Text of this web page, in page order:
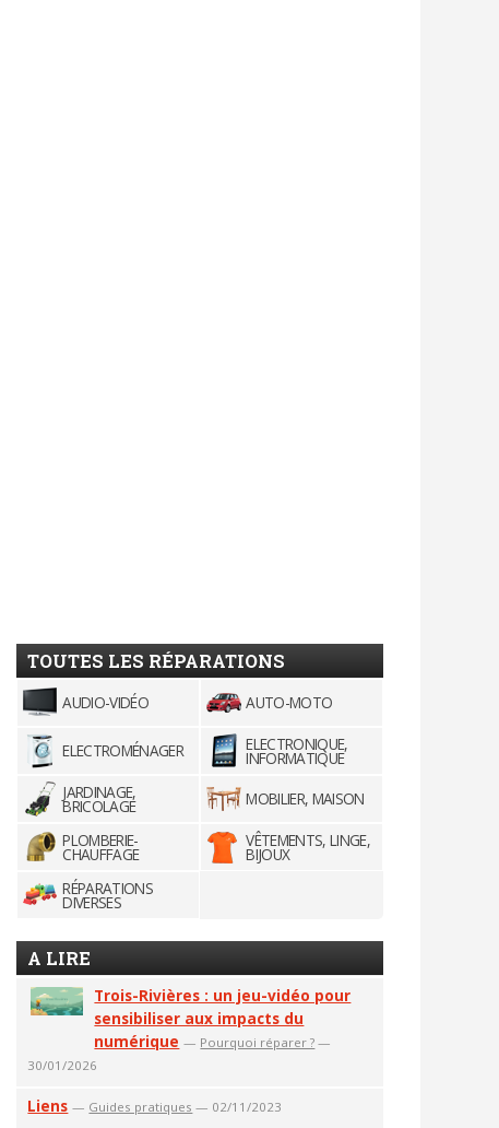
TOUTES LES RÉPARATIONS
AUDIO-VIDÉO AUTO-MOTO
ELECTROMÉNAGER ELECTRONIQUE,
INFORMATIQUE
JARDINAGE,
BRICOLAGE
MOBILIER, MAISON
PLOMBERIE-
CHAUFFAGE
VÊTEMENTS, LINGE,
BIJOUX
RÉPARATIONS
DIVERSES
A LIRE
Trois-Rivières : un jeu-vidéo pour
sensibiliser aux impacts du
numérique — Pourquoi réparer ? —
30/01/2026
Liens — Guides pratiques — 02/11/2023